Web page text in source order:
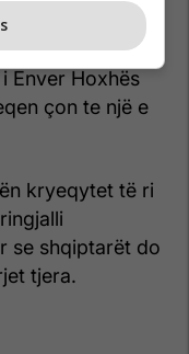
kërcënon se
ndryshe, u
Enver Hoxhës
çon te një e
kryeqytet të ri
se shqiptarët do
tjera.